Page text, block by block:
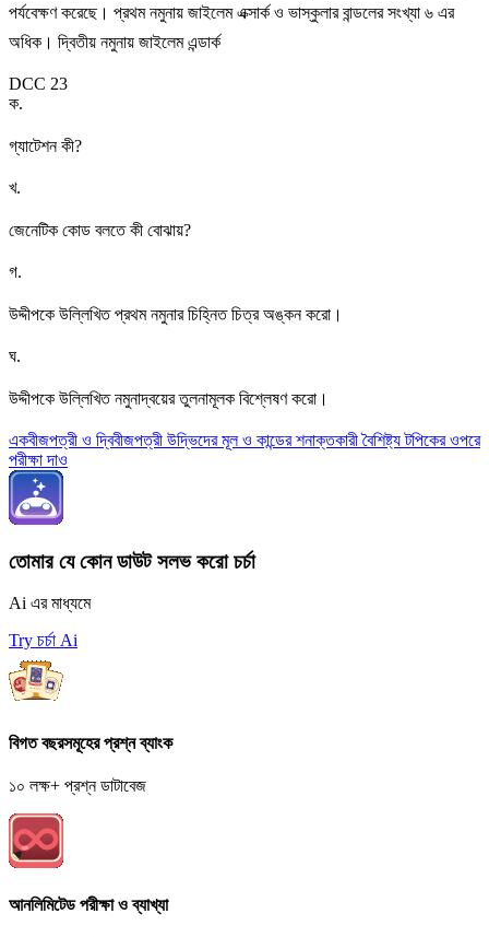
পর্যবেক্ষণ করেছে। প্রথম নমুনায় জাইলেম এক্সার্ক ও ভাস্কুলার বান্ডলের সংখ্যা ৬ এর
অধিক। দ্বিতীয় নমুনায় জাইলেম এন্ডার্ক
DCC 23
ক.
গ্যাটেশন কী?
খ.
জেনেটিক কোড বলতে কী বোঝায়?
গ.
উদ্দীপকে উল্লিখিত প্রথম নমুনার চিহ্নিত চিত্র অঙ্কন করো।
ঘ.
উদ্দীপকে উল্লিখিত নমুনাদ্বয়ের তুলনামূলক বিশ্লেষণ করো।
একবীজপত্রী ও দ্বিবীজপত্রী উদ্ভিদের মূল ও কান্ডের শনাক্তকারী বৈশিষ্ট্য টপিকের ওপরে
পরীক্ষা দাও
তোমার যে কোন ডাউট সলভ করো চর্চা
Ai এর মাধ্যমে
Try চর্চা Ai
বিগত বছরসমূহের প্রশ্ন ব্যাংক
১০ লক্ষ+ প্রশ্ন ডাটাবেজ
আনলিমিটেড পরীক্ষা ও ব্যাখ্যা